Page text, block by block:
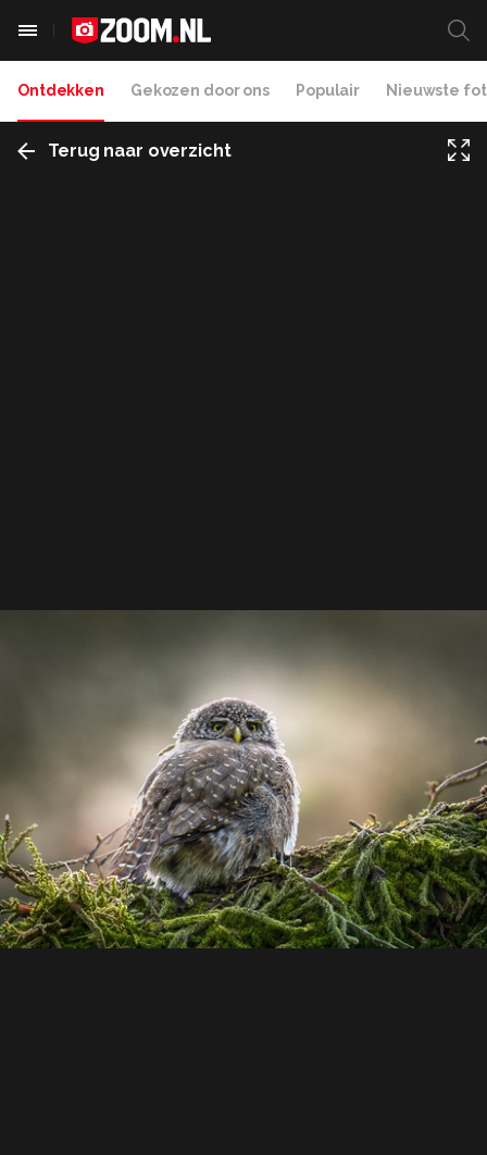
Ontdekken Gekozen door ons Populair Nieuwste
Terug naar overzicht